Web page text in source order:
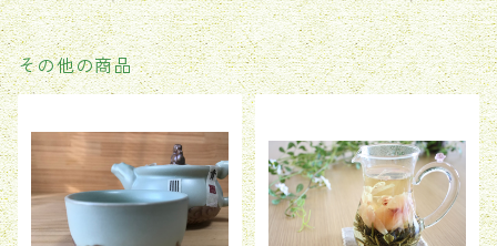
その他の商品